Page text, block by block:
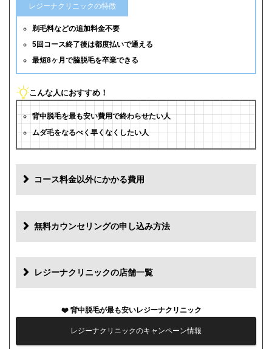
レジーナクリニックの特徴
剃毛料などの追加料金不要
5回コース終了後は都度払いで通える
最短8ヶ月で脇脱毛を卒業できる
こんな人におすすめ！
背中脱毛を最も安い費用で終わらせたい人
ムダ毛をなるべく早くなくしたい人
コース料金以外にかかる費用
初診料 0円
再診料 0円
薬代 0円
シェービング代 0円
無料カウンセリングの申し込み方法
レジーナクリニックの店舗一覧
背中脱毛が最も安いレジーナクリニック
レジーナクリニックのキャンペーン情報